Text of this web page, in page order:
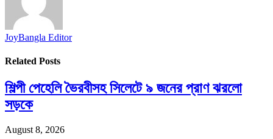
JoyBangla Editor
Related Posts
শিল্পী পেহেলি ভৈরবীসহ সিলেটে ৯ জনের প্রাণ ঝরলো
সড়কে
August 8, 2026